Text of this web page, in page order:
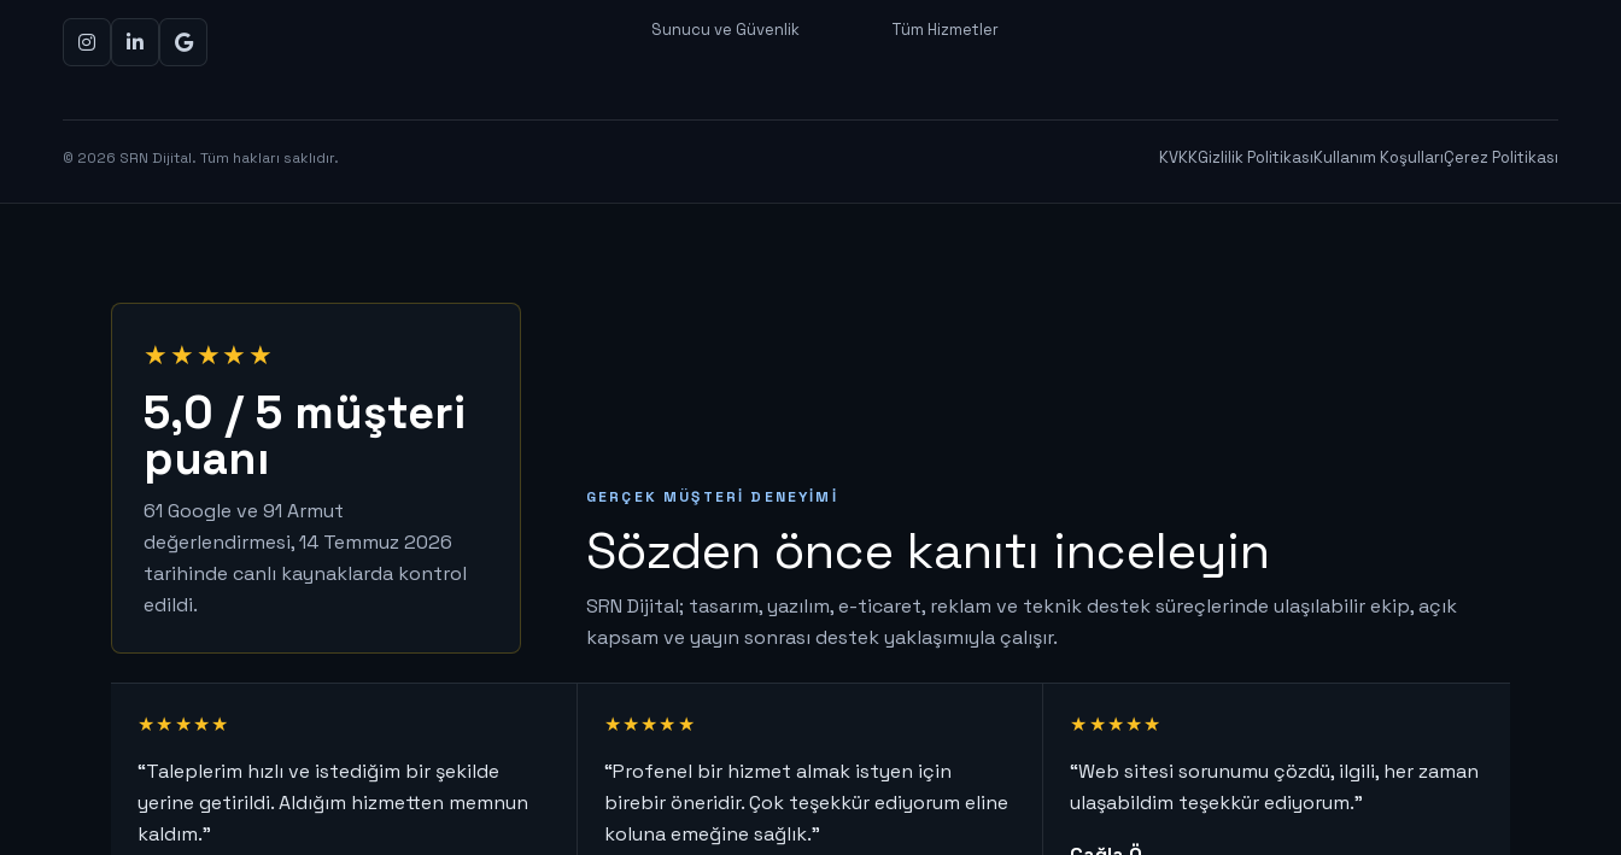
Sunucu ve Güvenlik
Tüm Hizmetler
© 2026 SRN Dijital. Tüm hakları saklıdır. KVKKGizlilik PolitikasıKullanım KoşullarıÇerez Politikası
★★★★★
5,0 / 5 müşteri
puanı
61 Google ve 91 Armut
değerlendirmesi, 14 Temmuz 2026
tarihinde canlı kaynaklarda kontrol
edildi.
GERÇEK MÜŞTERI DENEYIMI
Sözden önce kanıtı inceleyin
SRN Dijital; tasarım, yazılım, e-ticaret, reklam ve teknik destek süreçlerinde ulaşılabilir ekip, açık
kapsam ve yayın sonrası destek yaklaşımıyla çalışır.
★★★★★
“Taleplerim hızlı ve istediğim bir şekilde
yerine getirildi. Aldığım hizmetten memnun
kaldım.”
★★★★★
“Profenel bir hizmet almak istyen için
birebir öneridir. Çok teşekkür ediyorum eline
koluna emeğine sağlık.”
★★★★★
“Web sitesi sorunumu çözdü, ilgili, her zaman
ulaşabildim teşekkür ediyorum.”